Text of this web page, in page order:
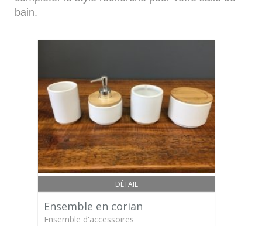
bain.
DÉTAIL
Ensemble en corian
Ensemble d'accessoires